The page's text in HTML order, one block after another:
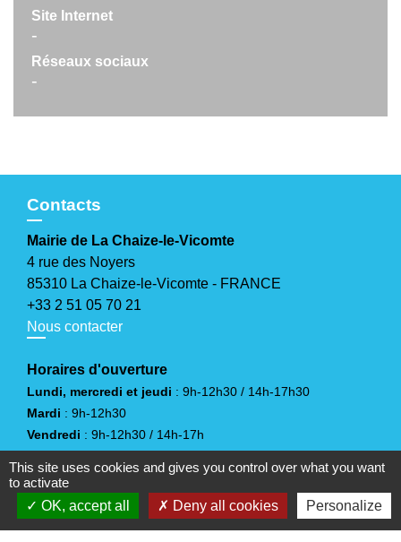
Site Internet
-
Réseaux sociaux
-
Contacts
Mairie de La Chaize-le-Vicomte
4 rue des Noyers
85310 La Chaize-le-Vicomte - FRANCE
+33 2 51 05 70 21
Nous contacter
Horaires d'ouverture
Lundi, mercredi et jeudi : 9h-12h30 / 14h-17h30
Mardi : 9h-12h30
Vendredi : 9h-12h30 / 14h-17h
This site uses cookies and gives you control over what you want
to activate
OK, accept all
Deny all cookies Personalize